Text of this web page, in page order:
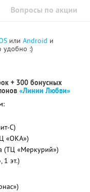
Вопросы по акции
или Android и
удобно :)
+ 300 бонусных
«Линии Любви»
С)
«ОКА»)
(ТЦ «Меркурий»)
1 эт.)